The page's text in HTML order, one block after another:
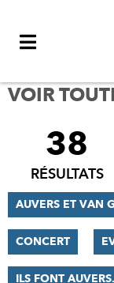
VOIR
FILTRER
RÉSULTATS
38
RÉSULTATS
AUVERS ET VAN
CONCERT
ILS FONT